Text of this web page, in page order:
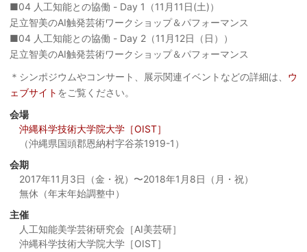
■04 人工知能との協働 - Day 1（11月11日(土)）
足立智美のAI触発芸術ワークショップ＆パフォーマンス
■04 人工知能との協働 - Day 2（11月12日（日））
足立智美のAI触発芸術ワークショップ＆パフォーマンス
＊シンポジウムやコンサート、展示関連イベントなどの詳細は、 ウ
ェブサイト をご覧ください。
会場
沖縄科学技術大学院大学［OIST］
（沖縄県国頭郡恩納村字谷茶1919-1）
会期
2017年11月3日（金・祝）〜2018年1月8日（月・祝）
無休（年末年始調整中）
主催
人工知能美学芸術研究会［AI美芸研］
沖縄科学技術大学院大学［OIST］